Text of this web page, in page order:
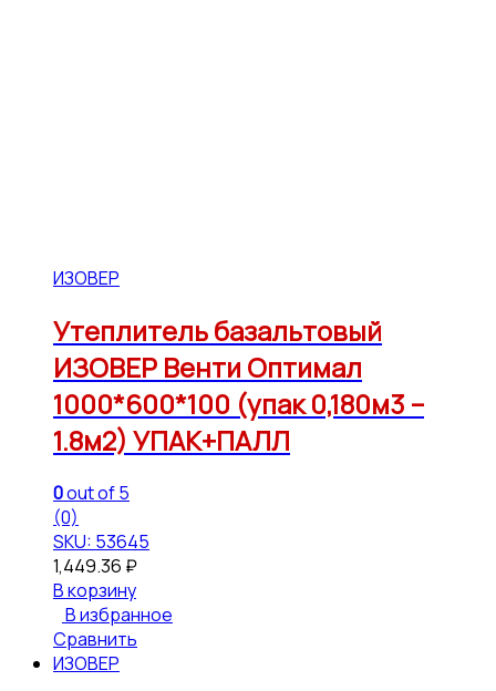
ИЗОВЕР
Утеплитель базальтовый
ИЗОВЕР Венти Оптимал
1000*600*100 (упак 0,180м3 –
1.8м2) УПАК+ПАЛЛ
0out of 5
(0)
SKU: 53645
1,449.36 ₽
В корзину
В избранное
Сравнить
ИЗОВЕР